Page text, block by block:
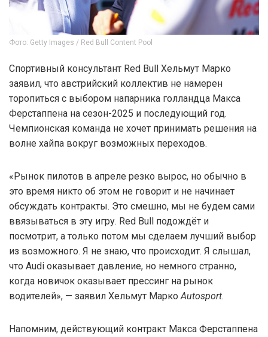
Фото: Getty Images / Red Bull Content Pool
Спортивный консультант Red Bull Хельмут Марко
заявил, что австрийский коллектив не намерен
торопиться с выбором напарника голландца Макса
Ферстаппена на сезон-2025 и последующий год.
Чемпионская команда не хочет принимать решения на
волне хайпа вокруг возможных переходов.
«Рынок пилотов в апреле резко вырос, но обычно в
это время никто об этом не говорит и не начинает
обсуждать контракты. Это смешно, мы не будем сами
ввязываться в эту игру. Red Bull подождёт и
посмотрит, а только потом мы сделаем лучший выбор
из возможного. Я не знаю, что происходит. Я слышал,
что Audi оказывает давление, но немного странно,
когда новичок оказывает прессинг на рынок
водителей», — заявил Хельмут Марко Autosport.
Напомним, действующий контракт Макса Ферстаппена